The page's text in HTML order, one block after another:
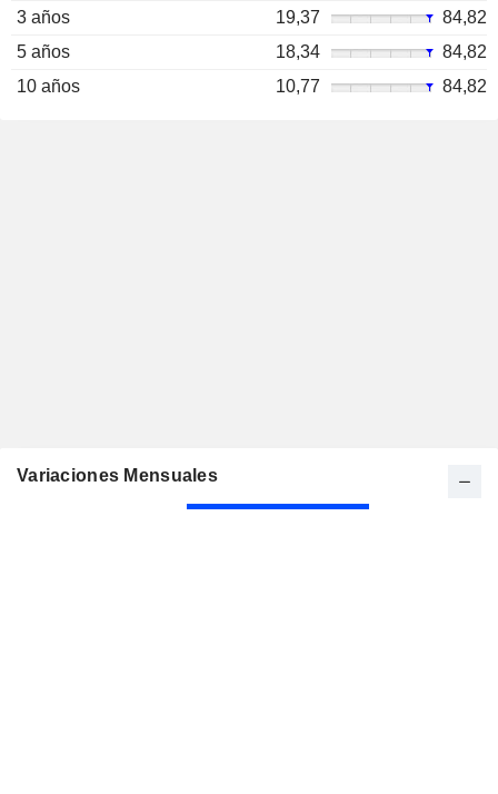
3 años
19,37
84,82
5 años
18,34
84,82
10 años
10,77 84,82
Variaciones Mensuales